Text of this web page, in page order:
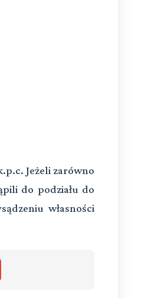
Jeżeli zarówno
do podziału do
własności